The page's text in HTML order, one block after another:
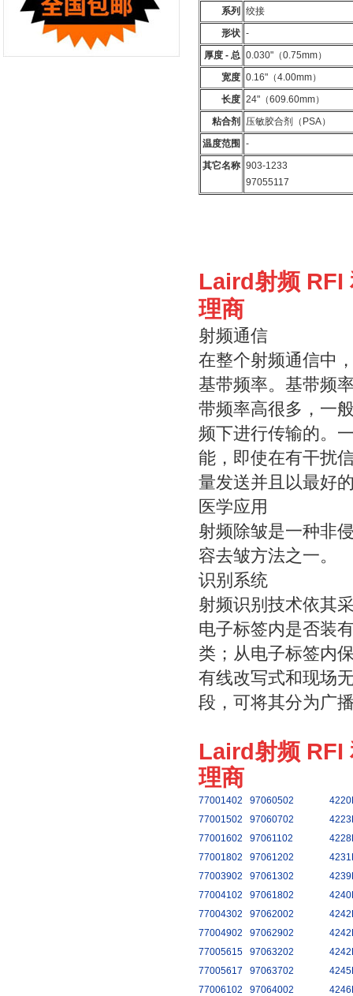
系列
绞接
形状 -
厚度 - 总 0.030"（0.75mm）
宽度 0.16"（4.00mm）
长度 24"（609.60mm）
粘合剂
压敏胶合剂（PSA）
温度范围
-
其它名称 903-1233
97055117
Laird射频 RFI
理商
射频通信
在整个射频通信中
基带频率。基带频
带频率高很多，一
频下进行传输的。
能，即使在有干扰
量发送并且以最好
医学应用
射频除皱是一种非
容去皱方法之一。
识别系统
射频识别技术依其
电子标签内是否装
类；从电子标签内
有线改写式和现场
段，可将其分为广
Laird射频 RFI
理商
77001402 97060502
77001502
97060702
77001602
97061102
77001802
97061202
77003902
97061302
77004102
97061802
77004302
97062002
77004902
97062902
77005615
97063202
77005617
97063702
77006102
97064002